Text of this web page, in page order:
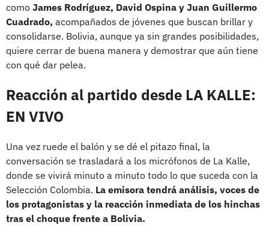
como James Rodríguez, David Ospina y Juan Guillermo
Cuadrado, acompañados de jóvenes que buscan brillar y
consolidarse. Bolivia, aunque ya sin grandes posibilidades,
quiere cerrar de buena manera y demostrar que aún tiene
con qué dar pelea.
Reacción al partido desde LA KALLE:
EN VIVO
Una vez ruede el balón y se dé el pitazo final, la
conversación se trasladará a los micrófonos de La Kalle,
donde se vivirá minuto a minuto todo lo que suceda con la
Selección Colombia. La emisora tendrá análisis, voces de
los protagonistas y la reacción inmediata de los hinchas
tras el choque frente a Bolivia.